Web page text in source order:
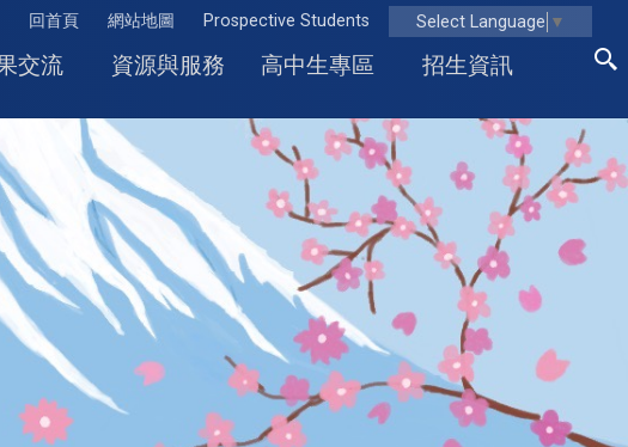
回首頁 網站地圖 Prospective Students Select Language ▼
交流 資源與服務 高中生專區 招生資訊